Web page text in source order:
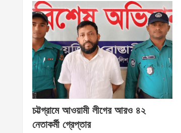
চট্টগ্রামে আওয়ামী লীগের আরও ৪২
নেতাকর্মী গ্রেপ্তার